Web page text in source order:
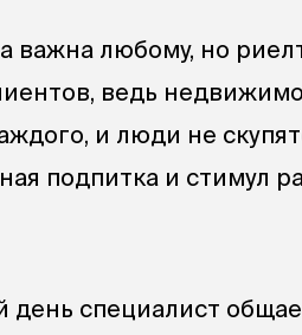
важна любому, но
ведь
и люди не
подпитка и стимул
день специалист